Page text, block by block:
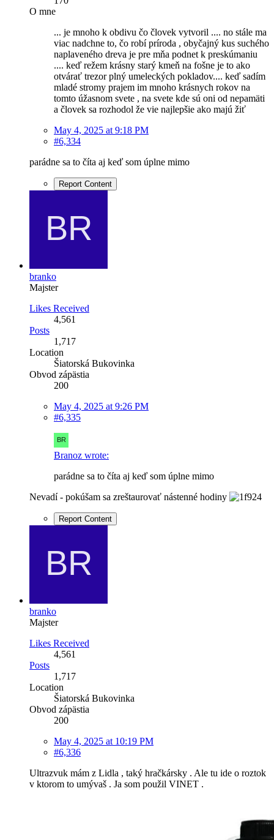
O mne
... je mnoho k obdivu čo človek vytvoril .... no stále ma
viac nadchne to, čo robí príroda , obyčajný kus suchého
naplaveného dreva je pre mňa podnet k preskúmaniu
.... keď režem krásny starý kmeň na fošne je to ako
otvárať trezor plný umeleckých pokladov.... keď sadím
mladé stromy prajem im mnoho krásnych rokov na
tomto úžasnom svete , na svete kde sú oni od nepamäti
a človek sa rozhodol že vie najlepšie ako majú žiť
May 4, 2025 at 9:18 PM
#6,334
parádne sa to číta aj keď som úplne mimo
Report Content
branko
Majster
Likes Received
4,561
Posts
1,717
Location
Šiatorská Bukovinka
Obvod zápästia
200
May 4, 2025 at 9:26 PM
#6,335
Branoz wrote:
parádne sa to číta aj keď som úplne mimo
Nevadí - pokúšam sa zreštaurovať nástenné hodiny
Report Content
branko
Majster
Likes Received
4,561
Posts
1,717
Location
Šiatorská Bukovinka
Obvod zápästia
200
May 4, 2025 at 10:19 PM
#6,336
Ultrazvuk mám z Lidla , taký hračkársky . Ale tu ide o roztok
v ktorom to umývaš . Ja som použil VINET .